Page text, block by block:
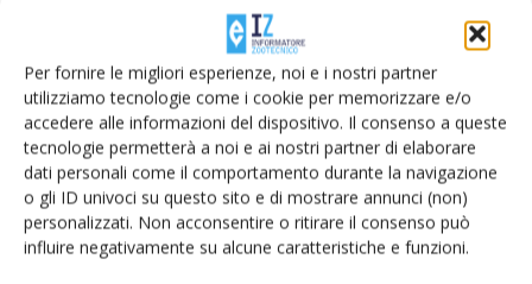
Per fornire le migliori esperienze, noi e i nostri partner
utilizziamo tecnologie come i cookie per memorizzare e/o
accedere alle informazioni del dispositivo. Il consenso a queste
tecnologie permetterà a noi e ai nostri partner di elaborare
dati personali come il comportamento durante la navigazione
o gli ID univoci su questo sito e di mostrare annunci (non)
personalizzati. Non acconsentire o ritirare il consenso può
influire negativamente su alcune caratteristiche e funzioni.
Rimani aggiornato sul mondo
dell’agricoltura